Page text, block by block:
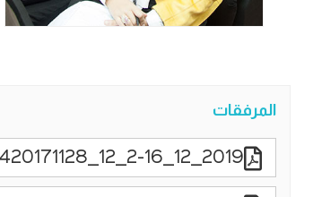
المرفقات
2019_12_2-16_12_420171128 Egypt - A Year From New Economic Reform Program